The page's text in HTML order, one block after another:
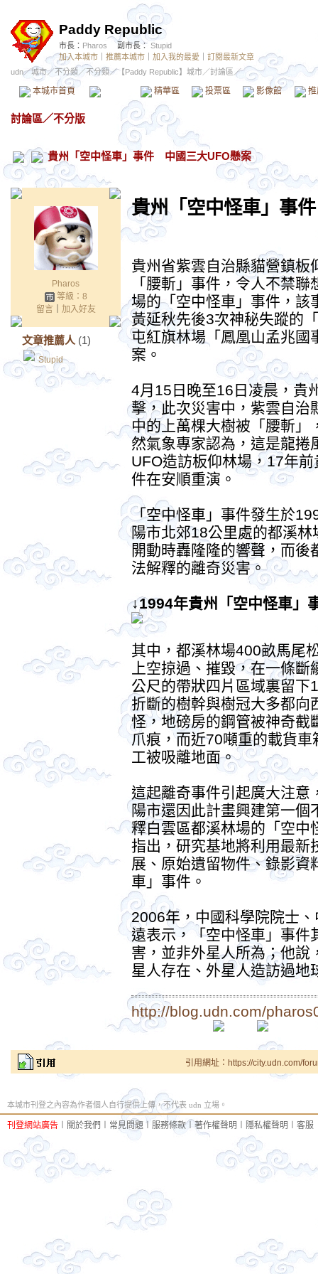
Paddy Republic
市長： Pharos 副市長： Stupid
加入本城市
推薦本城市 加入我的最愛
訂閱最新文章
udn／城市／不分類 ／不分類／【Paddy Republic】城市／討論區／
本城市首頁 精華區 投票區 影像館
討論區／不分版
貴州「空中怪車」事件 中國三大UFO懸案
Pharos
等級：8
留言｜ 加入好友
文章推薦人 (1)
Stupid
貴州「空中怪車」事
貴州省紫雲自治縣貓營鎮板
「腰斬」事件，令人不禁
場的「空中怪車」事件，該
黃延秋先後3次神秘失蹤的
屯紅旗林場「鳳凰山孟兆國
案。
4月15日晚至16日凌晨，貴
擊，此次災害中，紫雲自治
中的上萬棵大樹被「腰斬」
然氣象專家認為，這是龍捲
UFO造訪板仰林場，17年
件在安順重演。
「空中怪車」事件發生於
陽市北郊18公里處的都溪
開動時轟隆隆的響聲，而
法解釋的離奇災害。
↓1994年貴州「空中怪車」
其中，都溪林場400畝馬尾
上空掠過、摧毀，在一條
公尺的帶狀四片區域裏留下
折斷的樹幹與樹冠大多都向
怪，地磅房的鋼管被神奇截
爪痕，而近70噸重的載貨
工被吸離地面。
這起離奇事件引起廣大注意
陽市還因此計畫興建第一
釋白雲區都溪林場的「空中
指出，研究基地將利用最新
展、原始遺留物件、錄影資
車」事件。
2006年，中國科學院院士
遠表示，「空中怪車」事件
害，並非外星人所為；他說
星人存在、外星人造訪過地
http://blog.udn.com/
引用網址：https://city.udn.com/
本城市刊登之內容為作者個人自行提供上傳，不代表 udn 立場。
刊登網站廣告 關於我們 常見問題 ︱ 服務條款︱ 著作權聲明 隱私權聲明 客服